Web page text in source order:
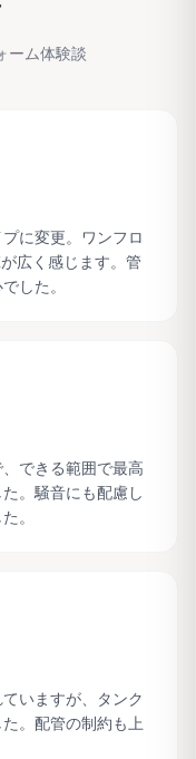
ーム体験談
に変更。ワンフロ
広く感じます。管
した。
できる範囲で最高
。騒音にも配慮し
。
いますが、タンク
。配管の制約も上